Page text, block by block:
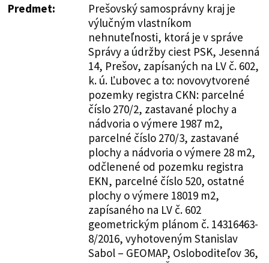
Predmet:
Prešovský samosprávny kraj je
výlučným vlastníkom
nehnuteľnosti, ktorá je v správe
Správy a údržby ciest PSK, Jesenná
14, Prešov, zapísaných na LV č. 602,
k. ú. Ľubovec a to: novovytvorené
pozemky registra CKN: parcelné
číslo 270/2, zastavané plochy a
nádvoria o výmere 1987 m2,
parcelné číslo 270/3, zastavané
plochy a nádvoria o výmere 28 m2,
odčlenené od pozemku registra
EKN, parcelné číslo 520, ostatné
plochy o výmere 18019 m2,
zapísaného na LV č. 602
geometrickým plánom č. 14316463-
8/2016, vyhotoveným Stanislav
Sabol – GEOMAP, Osloboditeľov 36,